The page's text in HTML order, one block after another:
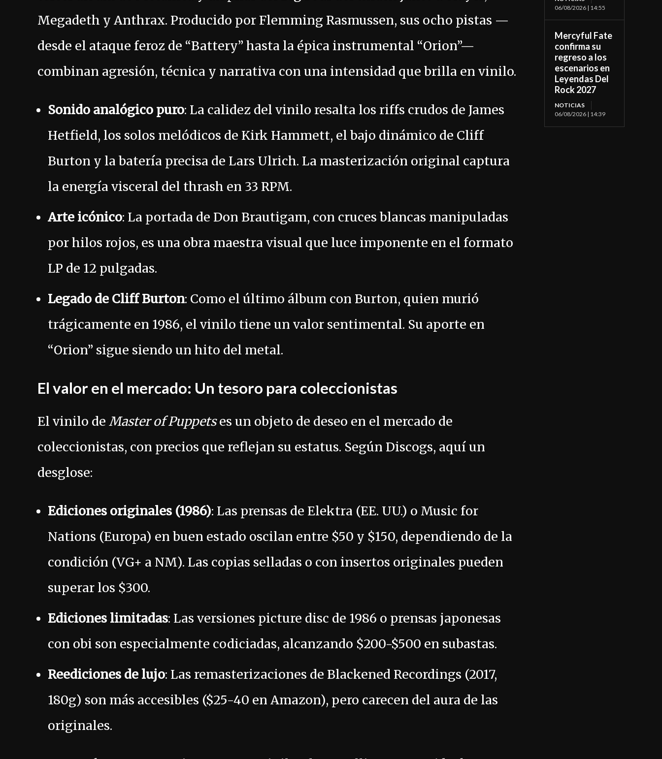
Megadeth y Anthrax. Producido por Flemming Rasmussen, sus ocho pistas —
desde el ataque feroz de “Battery” hasta la épica instrumental “Orion”—
combinan agresión, técnica y narrativa con una intensidad que brilla en vinilo.
Sonido analógico puro: La calidez del vinilo resalta los riffs crudos de James
Hetfield, los solos melódicos de Kirk Hammett, el bajo dinámico de Cliff
Burton y la batería precisa de Lars Ulrich. La masterización original captura
la energía visceral del thrash en 33 RPM.
Arte icónico: La portada de Don Brautigam, con cruces blancas manipuladas
por hilos rojos, es una obra maestra visual que luce imponente en el formato
LP de 12 pulgadas.
Legado de Cliff Burton: Como el último álbum con Burton, quien murió
trágicamente en 1986, el vinilo tiene un valor sentimental. Su aporte en
“Orion” sigue siendo un hito del metal.
El valor en el mercado: Un tesoro para coleccionistas
El vinilo de Master of Puppetses un objeto de deseo en el mercado de
coleccionistas, con precios que reflejan su estatus. Según Discogs, aquí un
desglose:
Ediciones originales (1986): Las prensas de Elektra (EE. UU.) o Music for
Nations (Europa) en buen estado oscilan entre $50 y $150, dependiendo de la
condición (VG+ a NM). Las copias selladas o con insertos originales pueden
superar los $300.
Ediciones limitadas: Las versiones picture disc de 1986 o prensas japonesas
con obi son especialmente codiciadas, alcanzando $200-$500 en subastas.
Reediciones de lujo: Las remasterizaciones de Blackened Recordings (2017,
180g) son más accesibles ($25-40 en Amazon), pero carecen del aura de las
originales.
06/08/2026 | 14:55
Mercyful Fate
confirma su
regreso a los
escenarios en
Leyendas Del
Rock 2027
NOTICIAS
06/08/2026 | 14:39